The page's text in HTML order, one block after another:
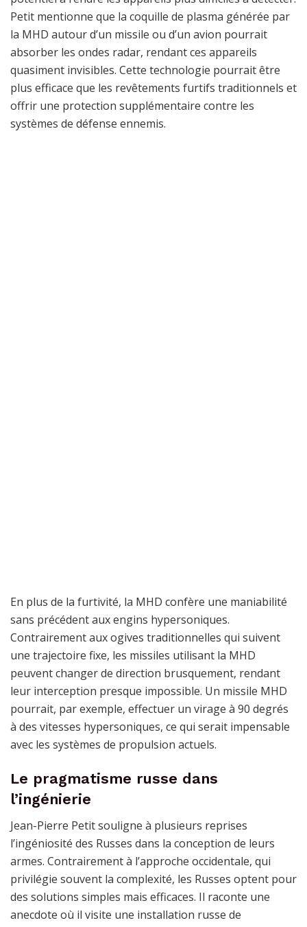
Petit mentionne que la coquille de plasma générée par
la MHD autour d’un missile ou d’un avion pourrait
absorber les ondes radar, rendant ces appareils
quasiment invisibles. Cette technologie pourrait être
plus efficace que les revêtements furtifs traditionnels et
offrir une protection supplémentaire contre les
systèmes de défense ennemis.
En plus de la furtivité, la MHD confère une maniabilité
sans précédent aux engins hypersoniques.
Contrairement aux ogives traditionnelles qui suivent
une trajectoire fixe, les missiles utilisant la MHD
peuvent changer de direction brusquement, rendant
leur interception presque impossible. Un missile MHD
pourrait, par exemple, effectuer un virage à 90 degrés
à des vitesses hypersoniques, ce qui serait impensable
avec les systèmes de propulsion actuels.
Le pragmatisme russe dans
l’ingénierie
Jean-Pierre Petit souligne à plusieurs reprises
l’ingéniosité des Russes dans la conception de leurs
armes. Contrairement à l’approche occidentale, qui
privilégie souvent la complexité, les Russes optent pour
des solutions simples mais efficaces. Il raconte une
anecdote où il visite une installation russe de